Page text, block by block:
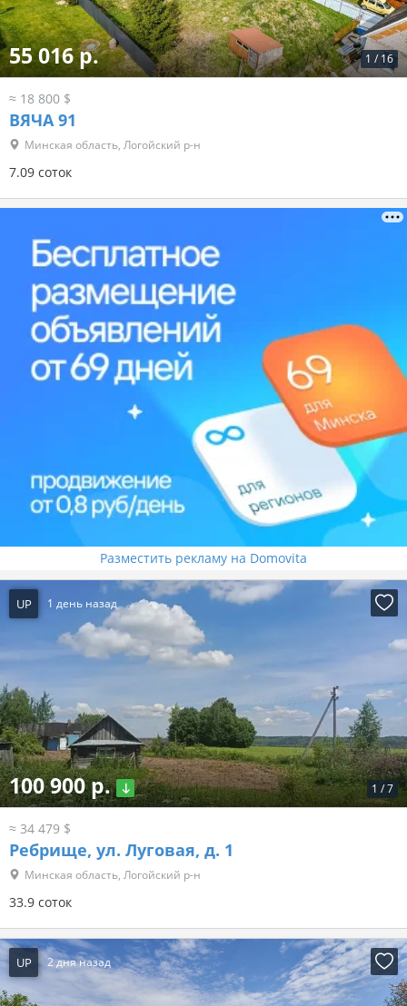
1 / 16
55 016 р.
≈ 18 800 $
ВЯЧА 91
Минская область, Логойский р-н
7.09 соток
Разместить рекламу на Domovita
UP 1 день назад
1 /7
100 900 р.
≈ 34 479 $
Ребрище, ул. Луговая, д. 1
Минская область, Логойский р-н
33.9 соток
UP 2 дня назад